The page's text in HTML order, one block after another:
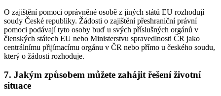
O zajištění pomoci oprávněné osobě z jiných států EU rozhodují
soudy České republiky. Žádosti o zajištění přeshraniční právní
pomoci podávají tyto osoby buď u svých příslušných orgánů v
členských státech EU nebo Ministerstvu spravedlnosti ČR jako
centrálnímu přijímacímu orgánu v ČR nebo přímo u českého soudu,
který o žádosti rozhoduje.
7. Jakým způsobem můžete zahájit řešení životní
situace